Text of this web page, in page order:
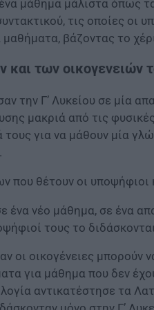
μάθημα μάλιστα όπως
τις οποίες
μαθήματα, βάζοντας το
των οικογενειών
την Γ’ Λυκείου σε μία
μακριά από τις
για να μάθουν μία
θέτουν οι υποψήφιοι
νέο μάθημα, σε ένα
τους το
οι οικογένειες μπορούν
για μάθημα που δεν
αντικατέστησε τα